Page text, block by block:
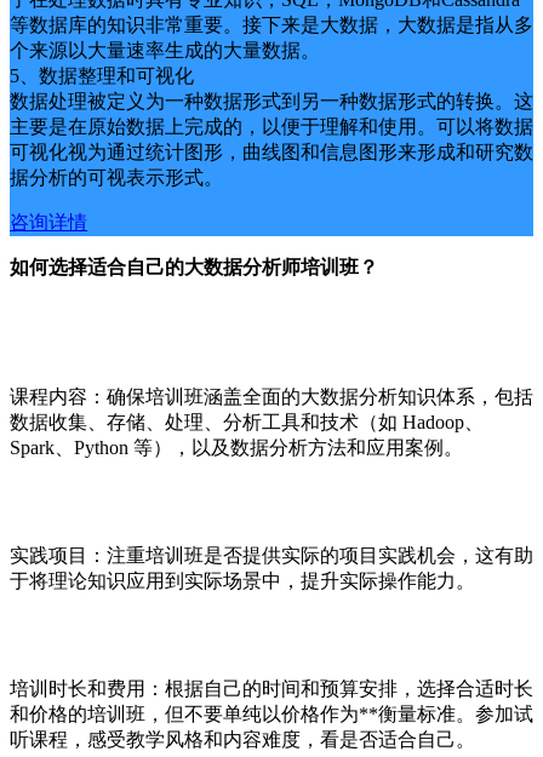
等数据库的知识非常重要。接下来是大数据，大数据是指从多
个来源以大量速率生成的大量数据。
5、数据整理和可视化
数据处理被定义为一种数据形式到另一种数据形式的转换。这
主要是在原始数据上完成的，以便于理解和使用。可以将数据
可视化视为通过统计图形，曲线图和信息图形来形成和研究数
据分析的可视表示形式。
咨询详情
如何选择适合自己的大数据分析师培训班？
课程内容：确保培训班涵盖全面的大数据分析知识体系，包括
数据收集、存储、处理、分析工具和技术（如 Hadoop、
Spark、Python 等），以及数据分析方法和应用案例。
实践项目：注重培训班是否提供实际的项目实践机会，这有助
于将理论知识应用到实际场景中，提升实际操作能力。
培训时长和费用：根据自己的时间和预算安排，选择合适时长
和价格的培训班，但不要单纯以价格作为**衡量标准。参加试
听课程，感受教学风格和内容难度，看是否适合自己。